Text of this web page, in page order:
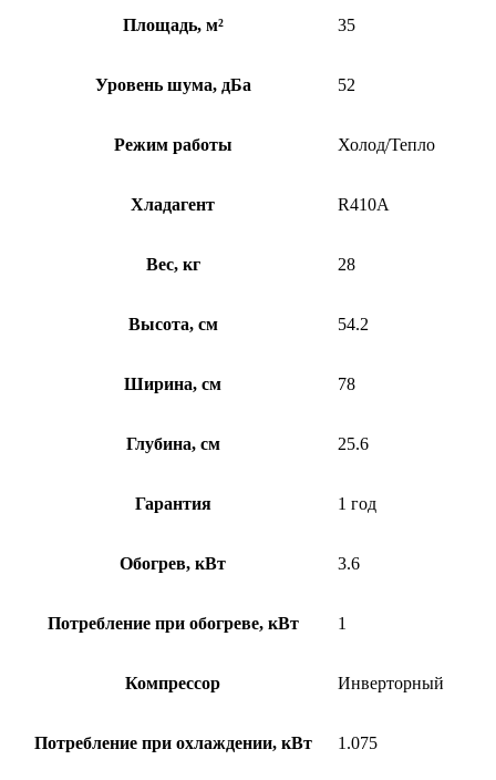
Площадь, м² 35
Уровень шума, дБа 52
Режим работы Холод/Тепло
Хладагент R410A
Вес, кг 28
Высота, см 54.2
Ширина, см 78
Глубина, см 25.6
Гарантия 1 год
Обогрев, кВт 3.6
Потребление при обогреве, кВт 1
Компрессор Инверторный
Потребление при охлаждении, кВт 1.075